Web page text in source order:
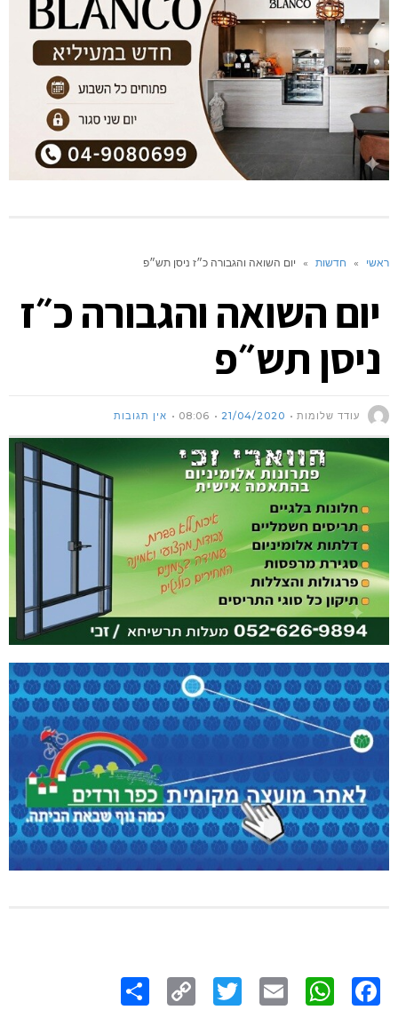
ראשי » חדשות » יום השואה והגבורה כ״ז ניסן תש״פ
יום השואה והגבורה כ״ז
ניסן תש״פ
עודד שלומות 21/04/2020
08:06 אין תגובות
Link